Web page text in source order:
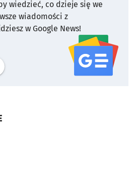
wiedzieć, co dzieje się we
wiadomości z
w Google News!
serwisu